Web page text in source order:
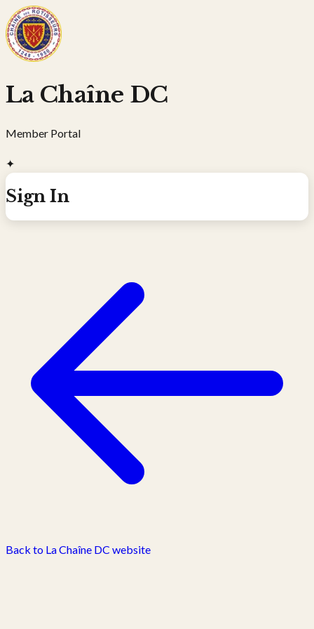
La Chaîne DC
Member Portal
✦
Sign In
Back to La Chaîne DC website